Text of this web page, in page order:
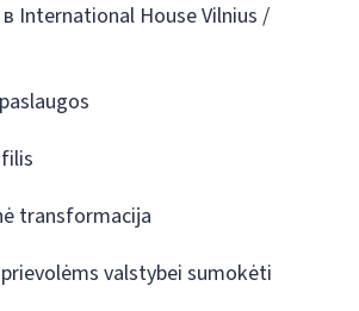
International House Vilnius /
transformacija
valstybei sumokėti